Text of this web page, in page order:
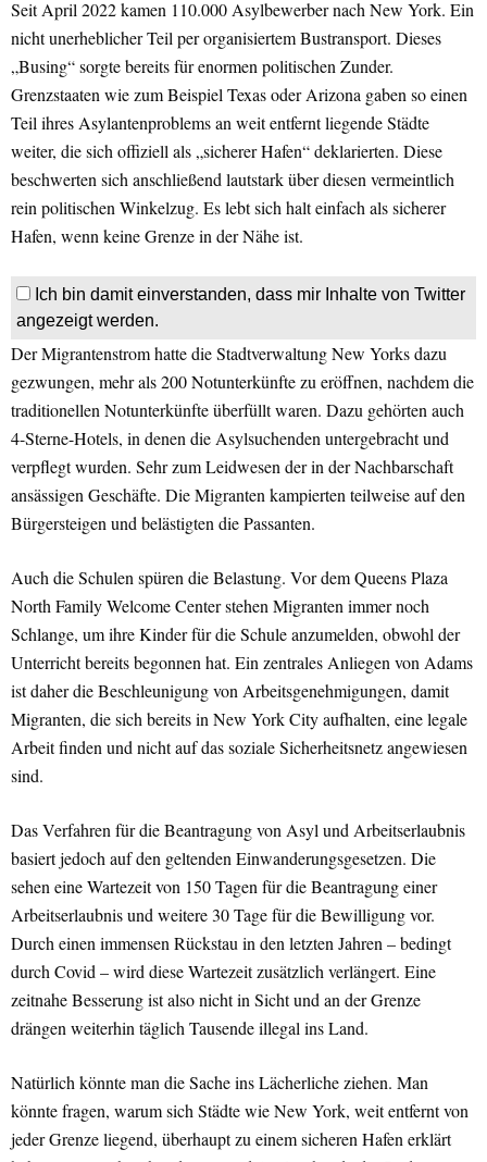
Seit April 2022 kamen 110.000 Asylbewerber nach New York. Ein
nicht unerheblicher Teil per organisiertem Bustransport. Dieses
„Busing“ sorgte bereits für enormen politischen Zunder.
Grenzstaaten wie zum Beispiel Texas oder Arizona gaben so einen
Teil ihres Asylantenproblems an weit entfernt liegende Städte
weiter, die sich offiziell als „sicherer Hafen“ deklarierten. Diese
beschwerten sich anschließend lautstark über diesen vermeintlich
rein politischen Winkelzug. Es lebt sich halt einfach als sicherer
Hafen, wenn keine Grenze in der Nähe ist.
Ich bin damit einverstanden, dass mir Inhalte von Twitter
angezeigt werden.
Der Migrantenstrom hatte die Stadtverwaltung New Yorks dazu
gezwungen, mehr als 200 Notunterkünfte zu eröffnen, nachdem die
traditionellen Notunterkünfte überfüllt waren. Dazu gehörten auch
4-Sterne-Hotels, in denen die Asylsuchenden untergebracht und
verpflegt wurden. Sehr zum Leidwesen der in der Nachbarschaft
ansässigen Geschäfte. Die Migranten kampierten teilweise auf den
Bürgersteigen und belästigten die Passanten.
Auch die Schulen spüren die Belastung. Vor dem Queens Plaza
North Family Welcome Center stehen Migranten immer noch
Schlange, um ihre Kinder für die Schule anzumelden, obwohl der
Unterricht bereits begonnen hat. Ein zentrales Anliegen von Adams
ist daher die Beschleunigung von Arbeitsgenehmigungen, damit
Migranten, die sich bereits in New York City aufhalten, eine legale
Arbeit finden und nicht auf das soziale Sicherheitsnetz angewiesen
sind.
Das Verfahren für die Beantragung von Asyl und Arbeitserlaubnis
basiert jedoch auf den geltenden Einwanderungsgesetzen. Die
sehen eine Wartezeit von 150 Tagen für die Beantragung einer
Arbeitserlaubnis und weitere 30 Tage für die Bewilligung vor.
Durch einen immensen Rückstau in den letzten Jahren – bedingt
durch Covid – wird diese Wartezeit zusätzlich verlängert. Eine
zeitnahe Besserung ist also nicht in Sicht und an der Grenze
drängen weiterhin täglich Tausende illegal ins Land.
Natürlich könnte man die Sache ins Lächerliche ziehen. Man
könnte fragen, warum sich Städte wie New York, weit entfernt von
jeder Grenze liegend, überhaupt zu einem sicheren Hafen erklärt